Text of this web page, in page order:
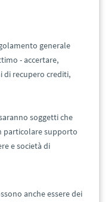
generale
- accertare,
di recupero crediti,
soggetti che
particolare supporto
e società di
anche essere dei